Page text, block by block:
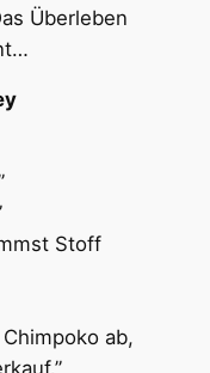
Überleben
Stoff
ab,